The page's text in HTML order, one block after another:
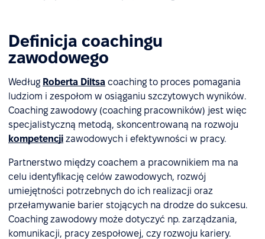
Definicja coachingu
zawodowego
Według Roberta Diltsa coaching to proces pomagania
ludziom i zespołom w osiąganiu szczytowych wyników.
Coaching zawodowy (coaching pracowników) jest więc
specjalistyczną metodą, skoncentrowaną na rozwoju
kompetencji zawodowych i efektywności w pracy.
Partnerstwo między coachem a pracownikiem ma na
celu identyfikację celów zawodowych, rozwój
umiejętności potrzebnych do ich realizacji oraz
przełamywanie barier stojących na drodze do sukcesu.
Coaching zawodowy może dotyczyć np. zarządzania,
komunikacji, pracy zespołowej, czy rozwoju kariery.